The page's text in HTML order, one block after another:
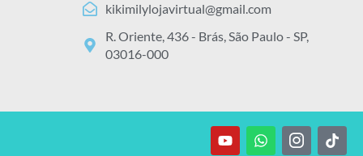
kikimilylojavirtual@gmail.com
R. Oriente, 436 - Brás, São Paulo - SP,
03016-000